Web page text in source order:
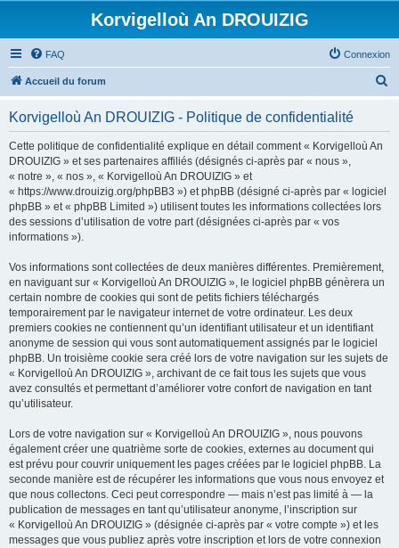
Korvigelloù An DROUIZIG
FAQ Connexion
Accueil du forum
Korvigelloù An DROUIZIG - Politique de confidentialité
Cette politique de confidentialité explique en détail comment « Korvigelloù An
DROUIZIG » et ses partenaires affiliés (désignés ci-après par « nous »,
« notre », « nos », « Korvigelloù An DROUIZIG » et
« https://www.drouizig.org/phpBB3 ») et phpBB (désigné ci-après par « logiciel
phpBB » et « phpBB Limited ») utilisent toutes les informations collectées lors
des sessions d’utilisation de votre part (désignées ci-après par « vos
informations »).
Vos informations sont collectées de deux manières différentes. Premièrement,
en naviguant sur « Korvigelloù An DROUIZIG », le logiciel phpBB génèrera un
certain nombre de cookies qui sont de petits fichiers téléchargés
temporairement par le navigateur internet de votre ordinateur. Les deux
premiers cookies ne contiennent qu’un identifiant utilisateur et un identifiant
anonyme de session qui vous sont automatiquement assignés par le logiciel
phpBB. Un troisième cookie sera créé lors de votre navigation sur les sujets de
« Korvigelloù An DROUIZIG », archivant de ce fait tous les sujets que vous
avez consultés et permettant d’améliorer votre confort de navigation en tant
qu’utilisateur.
Lors de votre navigation sur « Korvigelloù An DROUIZIG », nous pouvons
également créer une quatrième sorte de cookies, externes au document qui
est prévu pour couvrir uniquement les pages créées par le logiciel phpBB. La
seconde manière est de récupérer les informations que vous nous envoyez et
que nous collectons. Ceci peut correspondre — mais n’est pas limité à — la
publication de messages en tant qu’utilisateur anonyme, l’inscription sur
« Korvigelloù An DROUIZIG » (désignée ci-après par « votre compte ») et les
messages que vous publiez après votre inscription et lors de votre connexion